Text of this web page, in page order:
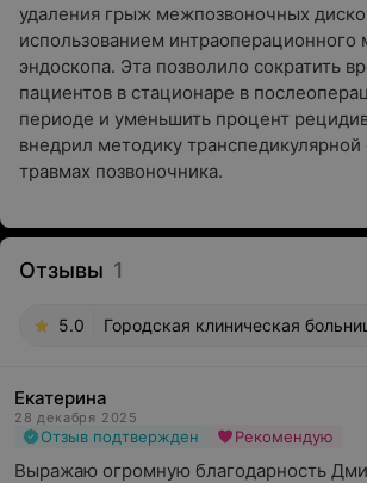
удаления грыж межпозвоночных
использованием интраоперационного
эндоскопа. Эта позволило сократить
пациентов в стационаре в
периоде и уменьшить процент
внедрил методику
травмах позвоночника.
Отзывы 1
5.0 Городская клиническая
Екатерина
28 декабря 2025
Отзыв подтвержден Рекомендую
Выражаю огромную благодарность